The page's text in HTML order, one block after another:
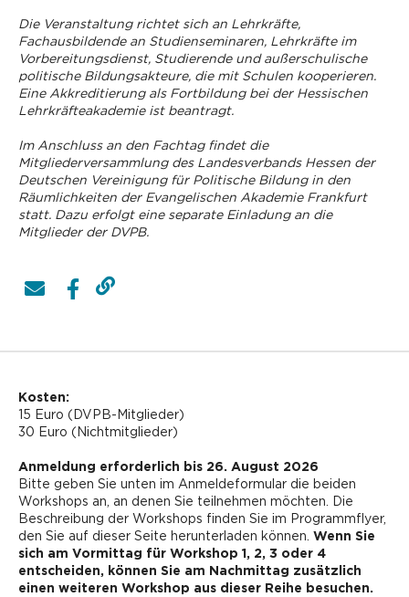
Die Veranstaltung richtet sich an Lehrkräfte,
Fachausbildende an Studienseminaren, Lehrkräfte im
Vorbereitungsdienst, ­Studierende und außerschulische
politische Bildungsakteure, die mit Schulen kooperieren.
Eine Akkreditierung als Fortbildung bei der Hessischen
Lehrkräfteakademie ist beantragt.
Im Anschluss an den Fachtag findet die
Mitgliederversammlung des Landesverbands Hessen der
Deutschen Vereinigung für Politische Bildung in den
Räumlichkeiten der Evangelischen Akademie Frankfurt
statt. Dazu erfolgt eine separate Einladung an die
Mitglieder der DVPB.
Kosten:
15 Euro (DVPB-Mitglieder)
30 Euro (Nichtmitglieder)
Anmeldung erforderlich bis 26. August 2026
Bitte geben Sie unten im Anmeldeformular die beiden
Workshops an, an denen Sie teilnehmen möchten. Die
Beschreibung der Workshops finden Sie im Programmflyer,
den Sie auf dieser Seite herunterladen können. Wenn Sie
sich am Vormittag für Workshop 1, 2, 3 oder 4
entscheiden, können Sie am Nachmittag zusätzlich
einen weiteren Workshop aus dieser Reihe besuchen.